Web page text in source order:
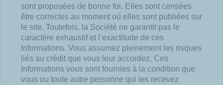
sont proposées de bonne foi. Elles sont censées
être correctes au moment où elles sont publiées sur
le site. Toutefois, la Société ne garantit pas le
caractère exhaustif et l’exactitude de ces
Informations. Vous assumez pleinement les risques
liés au crédit que vous leur accordez. Ces
Informations vous sont fournies à la condition que
vous ou toute autre personne qui les recevez